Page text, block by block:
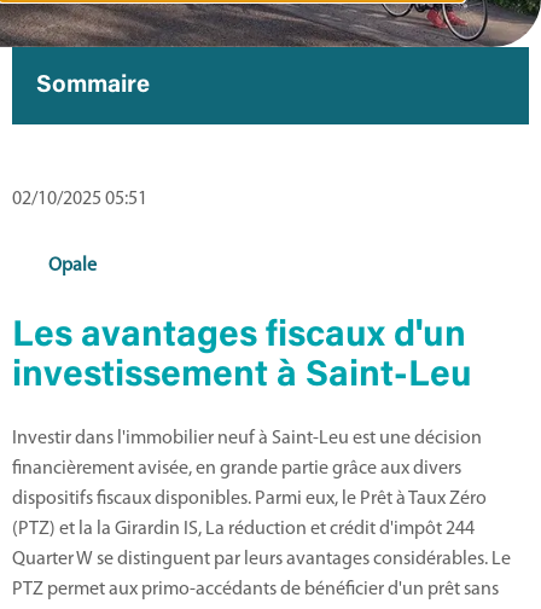
Sommaire
02/10/2025 05:51
Opale
Les avantages fiscaux d'un
investissement à Saint-Leu
Investir dans l'immobilier neuf à Saint-Leu est une décision
financièrement avisée, en grande partie grâce aux divers
dispositifs fiscaux disponibles. Parmi eux, le Prêt à Taux Zéro
(PTZ) et la la Girardin IS, La réduction et crédit d'impôt 244
Quarter W se distinguent par leurs avantages considérables. Le
PTZ permet aux primo-accédants de bénéficier d'un prêt sans